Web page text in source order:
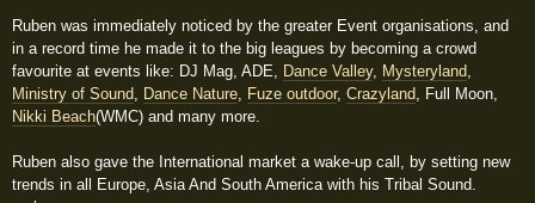
Ruben was immediately noticed by the greater Event organisations, and
in a record time he made it to the big leagues by becoming a crowd
favourite at events like: DJ Mag, ADE,
Dance Valley, Mysteryland
Ministry of Sound
Dance Nature Fuze outdoor,Crazyland , Full Moon,
Nikki Beach(WMC) and many more.
Ruben also gave the International market a wake-up call, by setting new
trends in all Europe, Asia And South America with his Tribal Sound.